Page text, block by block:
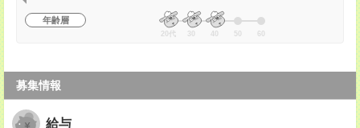
年齢層
20代 30 40 50 60
募集情報
給与